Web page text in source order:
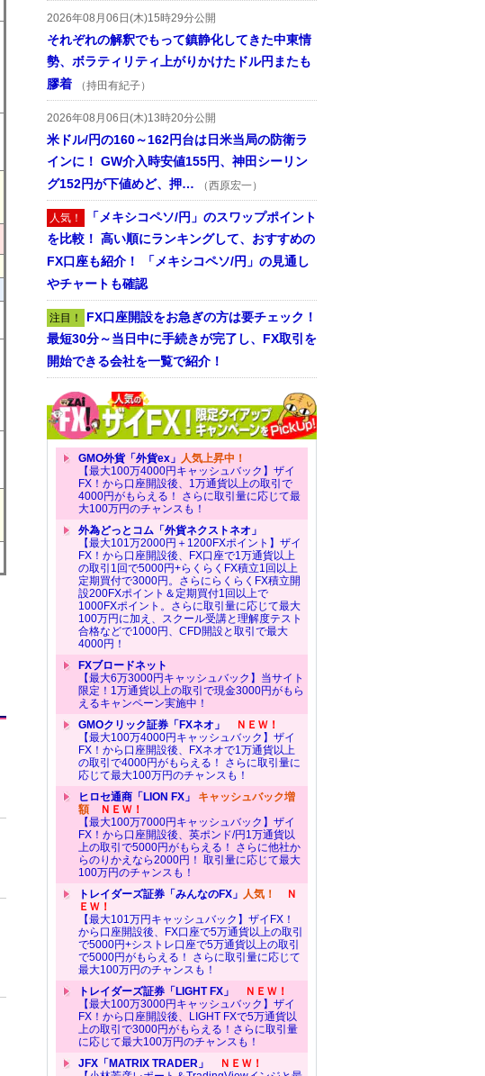
2026年08月06日(木)15時29分公開
それぞれの解釈でもって鎮静化してきた中東情
勢、ボラティリティ上がりかけたドル円またも
膠着
（持田有紀子）
2026年08月06日(木)13時20分公開
米ドル/円の160～162円台は日米当局の防衛ラ
インに！ GW介入時安値155円、神田シーリン
グ152円が下値めど、押…
（西原宏一）
人気！ 「メキシコペソ/円」のスワップポイント
を比較！ 高い順にランキングして、おすすめの
FX口座も紹介！ 「メキシコペソ/円」の見通し
やチャートも確認
注目！ FX口座開設をお急ぎの方は要チェック！
最短30分～当日中に手続きが完了し、FX取引を
開始できる会社を一覧で紹介！
GMO外貨「外貨ex」 人気上昇中！
【最大100万4000円キャッシュバック】ザイ
FX！から口座開設後、1万通貨以上の取引で
4000円がもらえる！ さらに取引量に応じて最
大100万円のチャンスも！
外為どっとコム「外貨ネクストネオ」
【最大101万2000円＋1200FXポイント】ザイ
FX！から口座開設後、FX口座で1万通貨以上
の取引1回で5000円+らくらくFX積立1回以上
定期買付で3000円。さらにらくらくFX積立開
設200FXポイント＆定期買付1回以上で
1000FXポイント。さらに取引量に応じて最大
100万円に加え、スクール受講と理解度テスト
合格などで1000円、CFD開設と取引で最大
4000円！
FXブロードネット
【最大6万3000円キャッシュバック】当サイト
限定！1万通貨以上の取引で現金3000円がもら
えるキャンペーン実施中！
GMOクリック証券「FXネオ」
ＮＥＷ！
【最大100万4000円キャッシュバック】ザイ
FX！から口座開設後、FXネオで1万通貨以上
の取引で4000円がもらえる！ さらに取引量に
応じて最大100万円のチャンスも！
ヒロセ通商「LION FX」 キャッシュバック増
額ＮＥＷ！
【最大100万7000円キャッシュバック】ザイ
FX！から口座開設後、英ポンド/円1万通貨以
上の取引で5000円がもらえる！ さらに他社か
らのりかえなら2000円！ 取引量に応じて最大
100万円のチャンスも！
トレイダーズ証券「みんなのFX」 人気！
Ｎ
ＥＷ！
【最大101万円キャッシュバック】ザイFX！
から口座開設後、FX口座で5万通貨以上の取引
で5000円+シストレ口座で5万通貨以上の取引
で5000円がもらえる！ さらに取引量に応じて
最大100万円のチャンスも！
トレイダーズ証券「LIGHT FX」
ＮＥＷ！
【最大100万3000円キャッシュバック】ザイ
FX！から口座開設後、LIGHT FXで5万通貨以
上の取引で3000円がもらえる！さらに取引量
に応じて最大100万円のチャンスも！
JFX「MATRIX TRADER」
ＮＥＷ！